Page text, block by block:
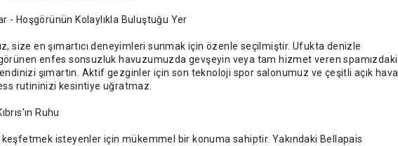
- Hoşgörünün Kolaylıkla Buluştuğu Yer
size en şımartıcı deneyimleri sunmak için özenle seçilmiştir. Ufukta denizle
enfes sonsuzluk havuzumuzda gevşeyin veya tam hizmet veren spamızdaki
şımartın. Aktif gezginler için son teknoloji spor salonumuz ve çeşitli açık hava
rutininizi kesintiye uğratmaz.
Ruhu
keşfetmek isteyenler için mükemmel bir konuma sahiptir. Yakındaki Bellapais